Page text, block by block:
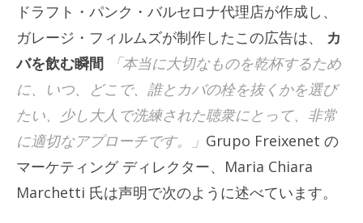
ドラフト・パンク・バルセロナ代理店が作成し、
ガレージ・フィルムズが制作したこの広告は、 カ
バを飲む瞬間
「本当に大切なものを乾杯するため
に、いつ、どこで、誰とカバの栓を抜くかを選び
たい、少し大人で洗練された聴衆にとって、非常
に適切なアプローチです。」 Grupo Freixenet の
マーケティング ディレクター、Maria Chiara
Marchetti 氏は声明で次のように述べています。